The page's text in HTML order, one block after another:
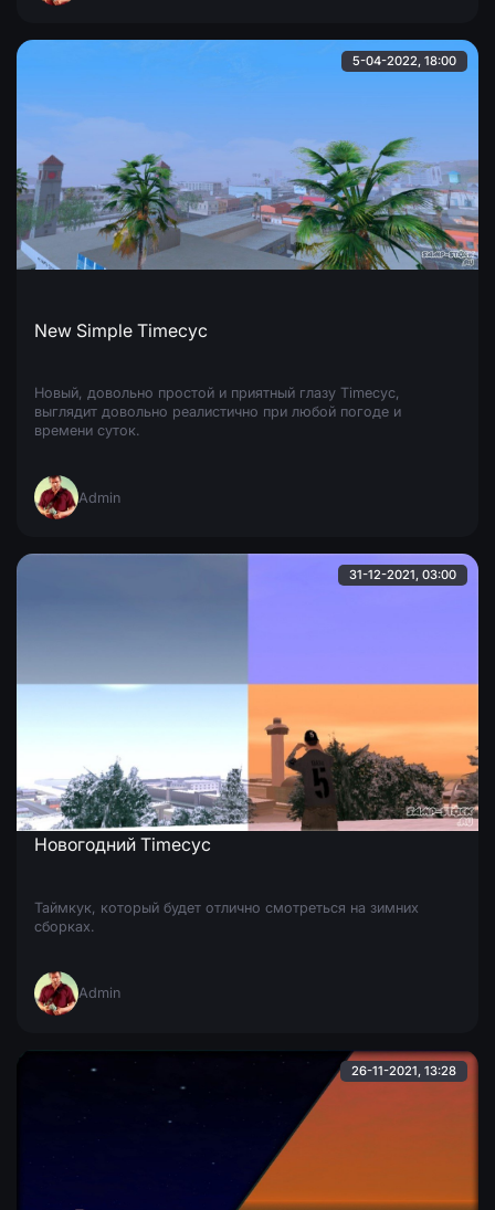
5-04-2022, 18:00
New Simple Timecyc
Новый, довольно простой и приятный глазу Timecyc,
выглядит довольно реалистично при любой погоде и
времени суток.
Admin
31-12-2021, 03:00
Новогодний Timecyc
Таймкук, который будет отлично смотреться на зимних
сборках.
Admin
26-11-2021, 13:28